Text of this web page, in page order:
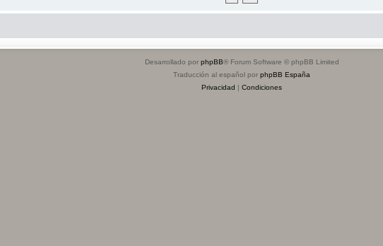
Desarrollado por phpBB® Forum Software © phpBB Limited
Traducción al español por phpBB España
Privacidad | Condiciones